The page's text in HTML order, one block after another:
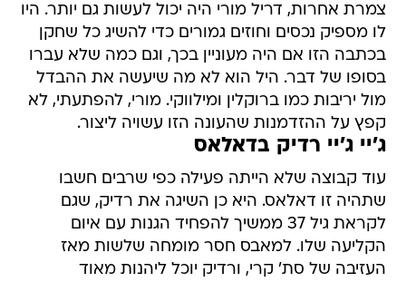
צמרת אחרות, דריל מורי היה יכול לעשות גם יותר. היו
לו מספיק נכסים וחוזים גמורים כדי להשיג כל שחקן
בכתבה הזו אם היה מעוניין בכך, וגם כמה שלא עברו
בסופו של דבר. היל הוא לא מה שיעשה את ההבדל
מול יריבות כמו ברוקלין ומילווקי. מורי, להפתעתי, לא
קפץ על ההזדמנות שהעונה הזו עשויה ליצור.
ג'יי ג'יי רדיק בדאלאס
עוד קבוצה שלא הייתה פעילה כפי שרבים חשבו
שתהיה זו דאלאס. היא כן השיגה את רדיק, שגם
לקראת גיל 37 ממשיך להפחיד הגנות עם איום
הקליעה שלו. למאבס חסר מומחה שלשות מאז
העזיבה של סת' קרי, ורדיק יוכל ליהנות מאוד